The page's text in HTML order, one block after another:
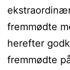
fremmødte
herefter
fremmødte